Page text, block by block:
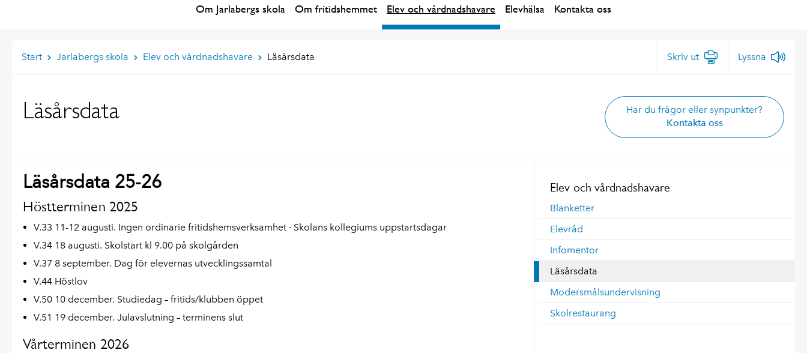
Om Jarlabergs skola Om fritidshemmet Elev och vårdnadshavare Elevhälsa Kontakta oss
Start Jarlabergs skola Elev och vårdnadshavare Läsårsdata Skriv ut Lyssna
Läsårsdata
Har du frågor eller synpunkter?
Kontakta oss
Elev och vårdnadshavare
Blanketter
Elevråd
Infomentor
Läsårsdata
Modersmålsundervisning
Skolrestaurang
Läsårsdata 25-26
Höstterminen 2025
V.33 11-12 augusti. Ingen ordinarie fritidshemsverksamhet · Skolans kollegiums uppstartsdagar
V.34 18 augusti. Skolstart kl 9.00 på skolgården
V.37 8 september. Dag för elevernas utvecklingssamtal
V.44 Höstlov
V.50 10 december. Studiedag – fritids/klubben öppet
V.51 19 december. Julavslutning – terminens slut
Vårterminen 2026